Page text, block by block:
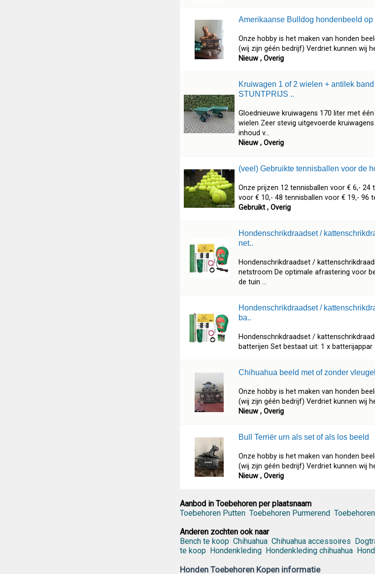
Amerikaanse Bulldog hondenbeeld op
Onze hobby is het maken van honden
(wij zijn géén bedrijf) Verdriet kunnen wij
Nieuw , Overig
Kruiwagen 1 of 2 wielen + antilek band
STUNTPRIJS ..
Gloednieuwe kruiwagens 170 liter met
wielen Zeer stevig uitgevoerde
inhoud v...
Nieuw , Overig
(veel) Gebruikte tennisballen voor de
Onze prijzen 12 tennisballen voor € 6,- 24
voor € 10,- 48 tennisballen voor € 19,- 96
Gebruikt , Overig
Hondenschrikdraadset /
net..
Hondenschrikdraadset /
netstroom De optimale afrastering voor
de tuin ...
Hondenschrikdraadset /
ba..
Hondenschrikdraadset /
batterijen Set bestaat uit: 1 x batterijappar
Chihuahua beeld met of zonder
Onze hobby is het maken van honden
(wij zijn géén bedrijf) Verdriet kunnen wij
Nieuw , Overig
Bull Terriër urn als set of als los beeld
Onze hobby is het maken van honden
(wij zijn géén bedrijf) Verdriet kunnen wij
Nieuw , Overig
Aanbod in Toebehoren per plaatsnaam
Toebehoren Putten Toebehoren Purmerend
Anderen zochten ook naar
Bench te koop Chihuahua Chihuahua accessoires
te koop Hondenkleding Hondenkleding chihuahua
Honden Toebehoren Kopen informatie